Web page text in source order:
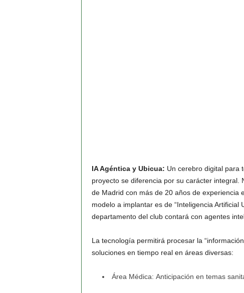
IA Agéntica y Ubicua: Un cerebro digital para
proyecto se diferencia por su carácter integral.
de Madrid con más de 20 años de experiencia
modelo a implantar es de “Inteligencia Artificial
departamento del club contará con agentes
La tecnología permitirá procesar la
soluciones en tiempo real en áreas diversas:
Área Médica: Anticipación en temas